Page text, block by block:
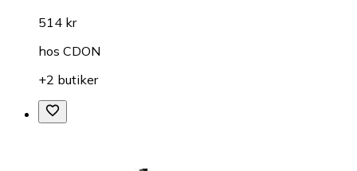
514 kr
hos CDON
+2 butiker